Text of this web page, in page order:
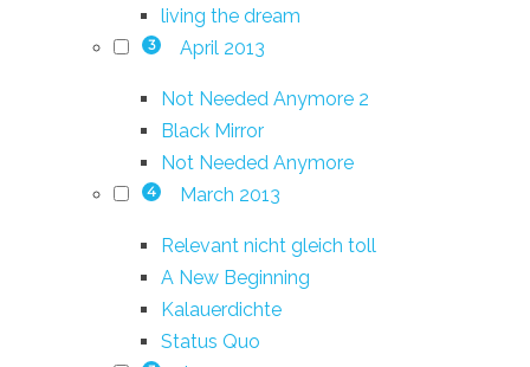
living the dream
3 April 2013
Not Needed Anymore 2
Black Mirror
Not Needed Anymore
4 March 2013
Relevant nicht gleich toll
A New Beginning
Kalauerdichte
Status Quo